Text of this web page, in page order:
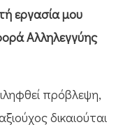
εργασία μου
Αλληλεγγύης
πρόβλεψη,
δικαιούται